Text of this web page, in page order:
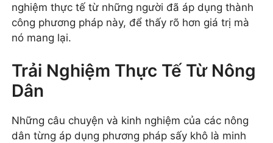
nghiệm thực tế từ những người đã áp dụng thành
công phương pháp này, để thấy rõ hơn giá trị mà
nó mang lại.
Trải Nghiệm Thực Tế Từ Nông
Dân
Những câu chuyện và kinh nghiệm của các nông
dân từng áp dụng phương pháp sấy khô là minh